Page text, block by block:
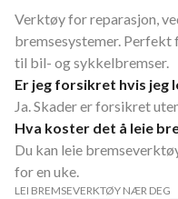
Verktøy for reparasjon,
bremsesystemer.
til bil- og sykkelbremser.
Er jeg forsikret hvis jeg
Ja. Skader er forsikret
Hva koster det å leie
Du kan leie
for en uke.
LEI BREMSEVERKTØY NÆR DEG